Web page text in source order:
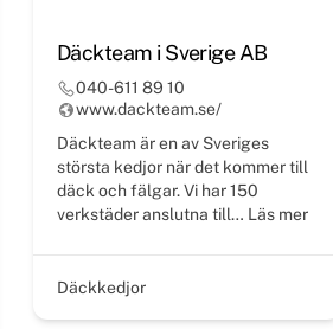
Däckteam i Sverige AB
040-611 89 10
www.dackteam.se/
Däckteam är en av Sveriges
största kedjor när det kommer till
däck och fälgar. Vi har 150
verkstäder anslutna till… Läs mer
Däckkedjor